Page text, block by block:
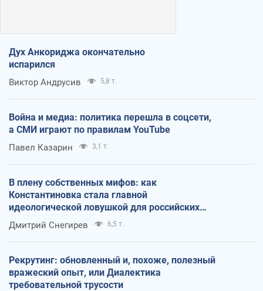
Дух Анкориджа окончательно
испарился
Виктор Андрусив 5,8 т.
Война и медиа: политика перешла в соцсети,
а СМИ играют по правилам YouTube
Павел Казарин 3,1 т.
В плену собственных мифов: как
Константиновка стала главной
идеологической ловушкой для российских
оккупантов
Дмитрий Снегирев 6,5 т.
Рекрутинг: обновленный и, похоже, полезный
вражеский опыт, или Диалектика
требовательной трусости